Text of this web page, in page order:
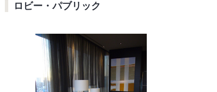
ロビー・パブリック